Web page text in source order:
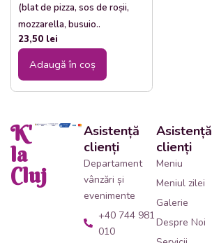
(blat de pizza, sos de roșii,
mozzarella, busuio..
23,50 lei
Adaugă în coș
K'
la
Cluj
Asistență
clienți
Departament
vânzări și
evenimente
+40 744 981
010
Asistență
clienți
Meniu
Meniul zilei
Galerie
Despre Noi